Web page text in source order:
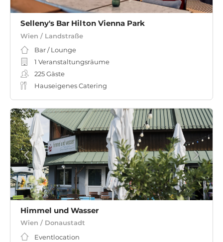
Selleny's Bar Hilton Vienna Park
Wien / Landstraße
Bar / Lounge
1 Veranstaltungsräume
225Gäste
Hauseigenes Catering
Himmel und Wasser
Wien / Donaustadt
Eventlocation